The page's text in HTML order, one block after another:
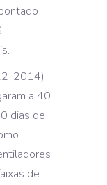
2014)
a 40
dias de
de